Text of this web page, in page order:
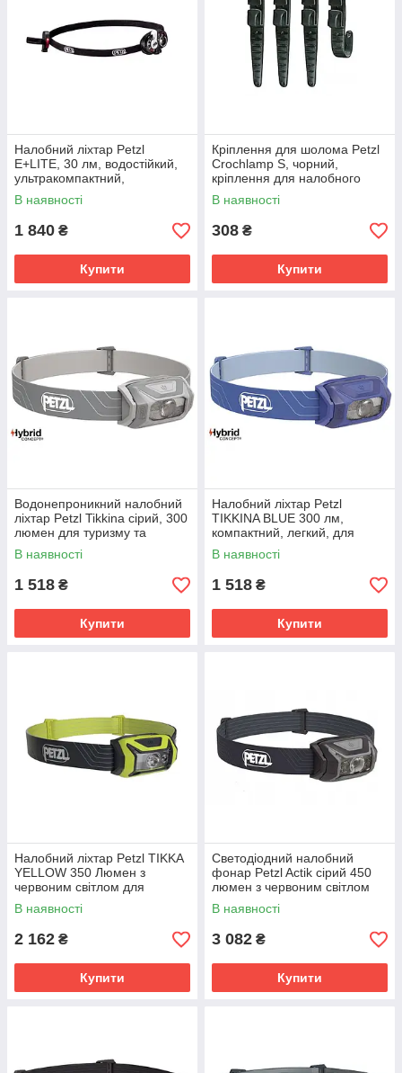
Налобний ліхтар Petzl
E+LITE, 30 лм, водостійкий,
ультракомпактний,
світлодіодний
В наявності
1 840 ₴
Купити
Кріплення для шолома Petzl
Crochlamp S, чорний,
кріплення для налобного
ліхтаря
В наявності
308 ₴
Купити
Водонепроникний налобний
ліхтар Petzl Tikkina сірий, 300
люмен для туризму та
кемпінгу
В наявності
1 518 ₴
Купити
Налобний ліхтар Petzl
TIKKINA BLUE 300 лм,
компактний, легкий, для
походів і кемпінгу
В наявності
1 518 ₴
Купити
Налобний ліхтар Petzl TIKKA
YELLOW 350 Люмен з
червоним світлом для
активного відпочинку
В наявності
2 162 ₴
Купити
Светодіодний налобний
фонар Petzl Actik сірий 450
люмен з червоним світлом
для туризму
В наявності
3 082 ₴
Купити